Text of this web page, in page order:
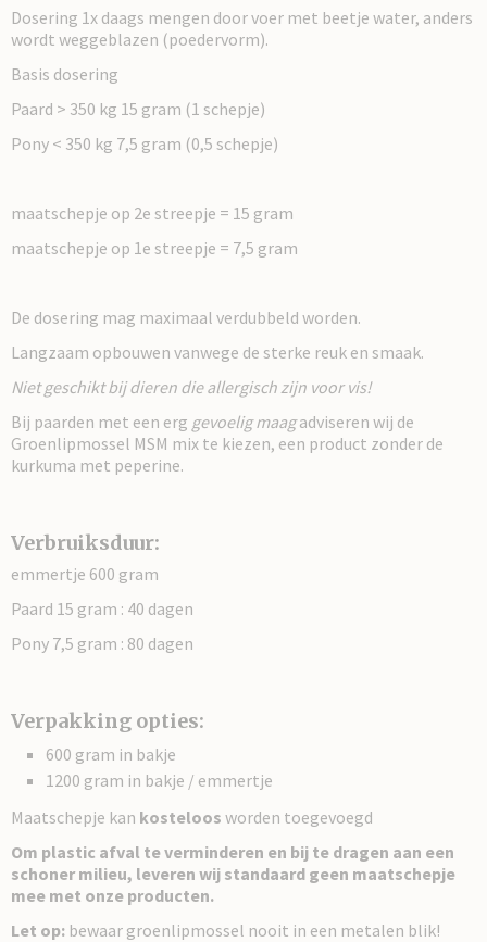
Dosering 1x daags mengen door voer met beetje water, anders
wordt weggeblazen (poedervorm).
Basis dosering
Paard > 350 kg 15 gram (1 schepje)
Pony < 350 kg 7,5 gram (0,5 schepje)
maatschepje op 2e streepje = 15 gram
maatschepje op 1e streepje = 7,5 gram
De dosering mag maximaal verdubbeld worden.
Langzaam opbouwen vanwege de sterke reuk en smaak.
Niet geschikt bij dieren die allergisch zijn voor vis!
Bij paarden met een erg gevoelig maagadviseren wij de
Groenlipmossel MSM mix te kiezen, een product zonder de
kurkuma met peperine.
Verbruiksduur:
emmertje 600 gram
Paard 15 gram : 40 dagen
Pony 7,5 gram : 80 dagen
Verpakking opties:
600 gram in bakje
1200 gram in bakje / emmertje
Maatschepje kan kosteloos worden toegevoegd
Om plastic afval te verminderen en bij te dragen aan een
schoner milieu, leveren wij standaard geen maatschepje
mee met onze producten.
Let op: bewaar groenlipmossel nooit in een metalen blik!